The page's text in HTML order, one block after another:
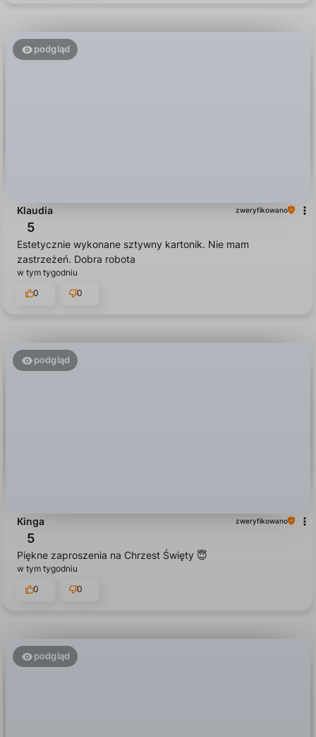
podgląd
Klaudia zweryfikowano
5
Estetycznie wykonane sztywny kartonik. Nie mam
zastrzeżeń. Dobra robota
w tym tygodniu
0
0
podgląd
Kinga zweryfikowano
5
Piękne zaproszenia na Chrzest Święty 😇
w tym tygodniu
0
0
podgląd